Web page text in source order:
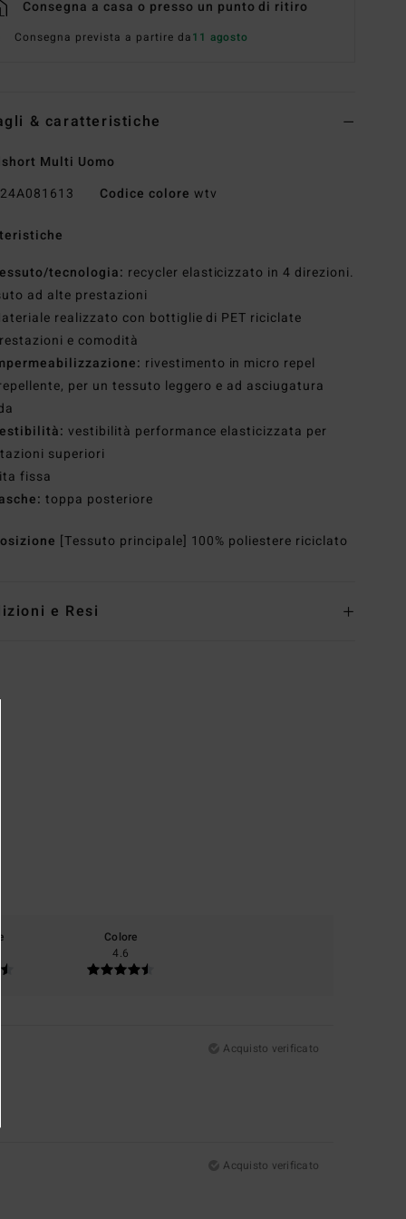
Consegna a casa o presso un punto di ritiro
Consegna prevista a partire da11 agosto
& caratteristiche
Multi Uomo
24A081613 Codice colore wtv
tecnologia: recycler elasticizzato in 4 direzioni.
ad alte prestazioni
realizzato con bottiglie di PET riciclate
e comodità
rivestimento in micro repel
per un tessuto leggero e ad asciugatura
vestibilità performance elasticizzata per
superiori
fissa
toppa posteriore
[Tessuto principale] 100% poliestere riciclato
e Resi
Colore
4.6
Acquisto verificato
Acquisto verificato